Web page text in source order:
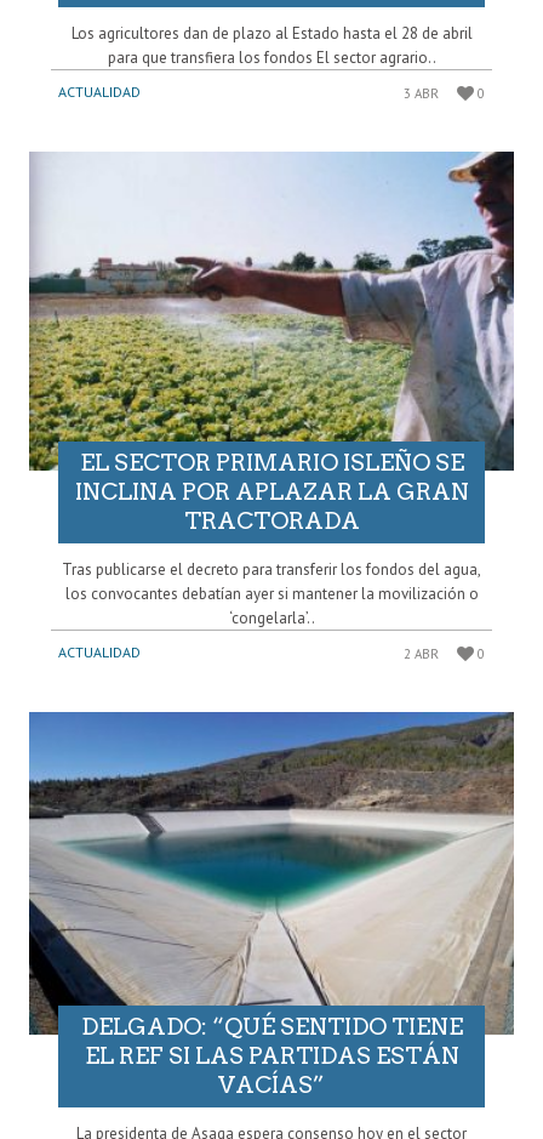
Los agricultores dan de plazo al Estado hasta el 28 de abril
para que transfiera los fondos El sector agrario..
ACTUALIDAD 3 ABR 0
EL SECTOR PRIMARIO ISLEÑO SE
INCLINA POR APLAZAR LA GRAN
TRACTORADA
Tras publicarse el decreto para transferir los fondos del agua,
los convocantes debatían ayer si mantener la movilización o
‘congelarla’..
ACTUALIDAD 2 ABR 0
DELGADO: “QUÉ SENTIDO TIENE
EL REF SI LAS PARTIDAS ESTÁN
VACÍAS”
La presidenta de Asaga espera consenso hoy en el sector